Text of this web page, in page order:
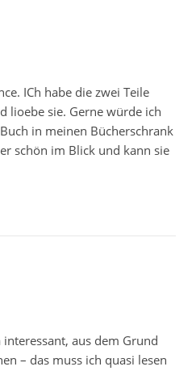
ICh habe die zwei Teile
lioebe sie. Gerne würde ich
in meinen Bücherschrank
schön im Blick und kann sie
aus dem Grund
– das muss ich quasi lesen